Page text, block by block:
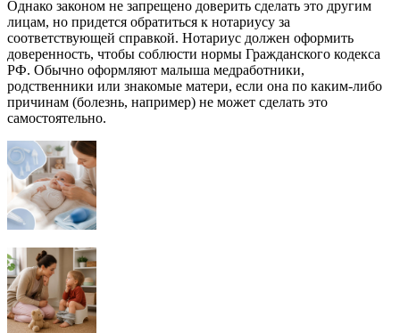
Однако законом не запрещено доверить сделать это другим
лицам, но придется обратиться к нотариусу за
соответствующей справкой. Нотариус должен оформить
доверенность, чтобы соблюсти нормы Гражданского кодекса
РФ. Обычно оформляют малыша медработники,
родственники или знакомые матери, если она по каким-либо
причинам (болезнь, например) не может сделать это
самостоятельно.